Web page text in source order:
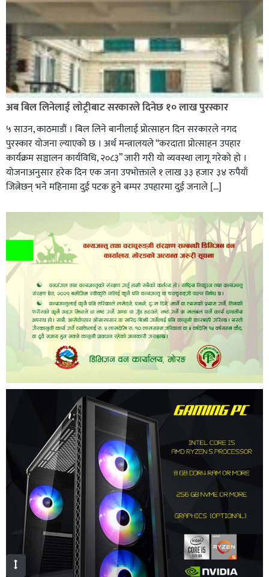
अब बिल लिनेलाई लाेट्रीबाट सरकारले दिनेछ १० लाख पुरस्कार
५ साउन, काठमाडौं । बिल लिने बानीलाई प्रोत्साहन दिन सरकारले नगद
पुरस्कार योजना ल्याएको छ । अर्थ मन्त्रालयले “करदाता प्रोत्साहन उपहार
कार्यक्रम सञ्चालन कार्यविधि, २०८३” जारी गरी यो व्यवस्था लागू गरेको हो ।
योजनाअनुसार हरेक दिन एक जना उपभोक्ताले १ लाख ३३ हजार ३४ रुपैयाँ
जित्नेछन् भने महिनामा दुई पटक हुने बम्पर उपहारमा दुई जनाले […]